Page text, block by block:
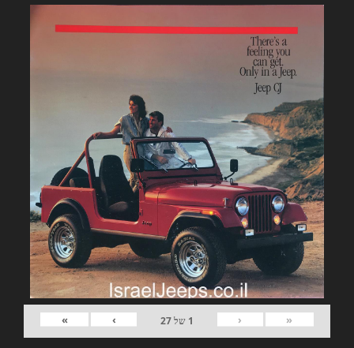
«
‹
1 של27
›
»